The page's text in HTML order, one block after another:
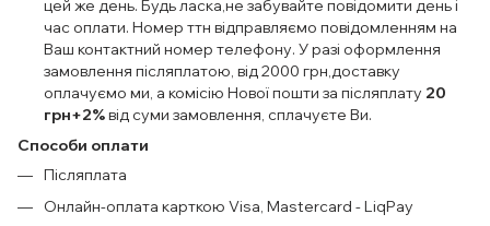
цей же день. Будь ласка,не забувайте повідомити день і
час оплати. Номер ттн відправляємо повідомленням на
Ваш контактний номер телефону. У разі оформлення
замовлення післяплатою, від 2000 грн,доставку
оплачуємо ми, а комісію Нової пошти за післяплату 20
грн+2%від суми замовлення, сплачуєте Ви.
Способи оплати
Післяплата
Онлайн-оплата карткою Visa, Mastercard - LiqPay